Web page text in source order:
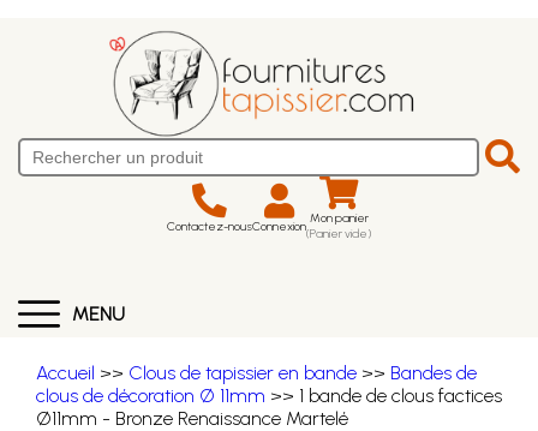
Contactez-nousConnexion Mon panier
(Panier vide)
MENU
Accueil >> Clous de tapissier en bande >> Bandes de
clous de décoration Ø 11mm >> 1 bande de clous factices
Ø11mm - Bronze Renaissance Martelé